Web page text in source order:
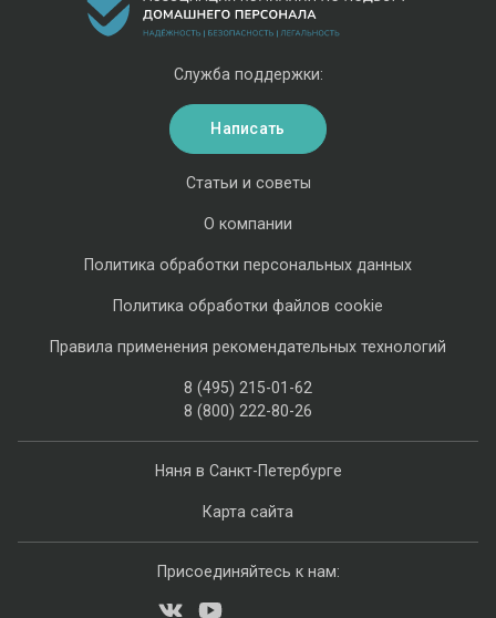
Няня в Санкт-Петербурге
Карта сайта
Статьи и советы
О компании
Политика обработки персональных данных
Политика обработки файлов cookie
Правила применения рекомендательных технологий
8 (495) 215-01-62
8 (800) 222-80-26
Служба поддержки:
Написать
Присоединяйтесь к нам: